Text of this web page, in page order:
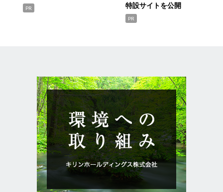
PR
特設サイトを公開
PR